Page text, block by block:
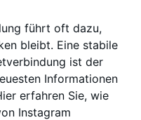
führt oft dazu,
bleibt. Eine stabile
ist der
Informationen
erfahren Sie, wie
Instagram